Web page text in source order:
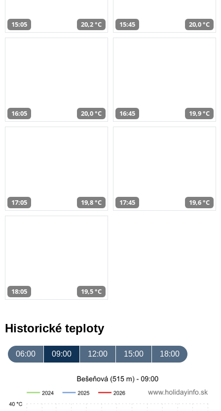
15:05 20,2 °C 15:45 20,0 °C
16:05 20,0 °C 16:45 19,9 °C
17:05 19,8 °C 17:45 19,6 °C
18:05 19,5 °C
Historické teploty
06:00 09:00 12:00 15:00 18:00